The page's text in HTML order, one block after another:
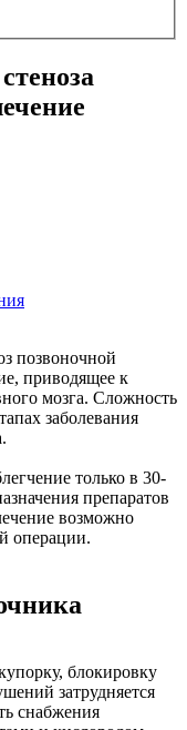
позвоночной
приводящее к
мозга. Сложность
заболевания
только в 30-
препаратов
возможно
операции.
блокировку
затрудняется
снабжения